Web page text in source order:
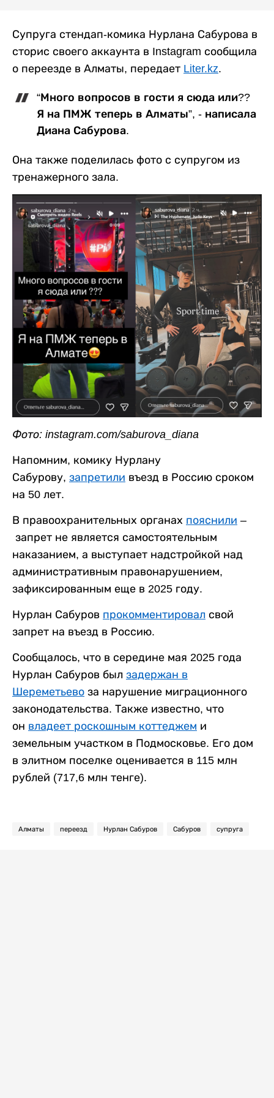
Супруга стендап-комика Нурлана Сабурова в
сторис своего аккаунта в Instagram сообщила
о переезде в Алматы, передает Liter.kz.
“Много вопросов в гости я сюда или??
Я на ПМЖ теперь в Алматы”, - написала
Диана Сабурова.
Она также поделилась фото с супругом из
тренажерного зала.
Фото: instagram.com/saburova_diana
Напомним, комику Нурлану
Сабурову, запретили въезд в Россию сроком
на 50 лет.
В правоохранительных органах пояснили –
запрет не является самостоятельным
наказанием, а выступает надстройкой над
административным правонарушением,
зафиксированным еще в 2025 году.
Нурлан Сабуров прокомментировал свой
запрет на въезд в Россию.
Сообщалось, что в середине мая 2025 года
Нурлан Сабуров был задержан в
Шереметьево за нарушение миграционного
законодательства. Также известно, что
он владеет роскошным коттеджем и
земельным участком в Подмосковье. Его дом
в элитном поселке оценивается в 115 млн
рублей (717,6 млн тенге).
Алматы переезд Нурлан Сабуров Сабуров супруга